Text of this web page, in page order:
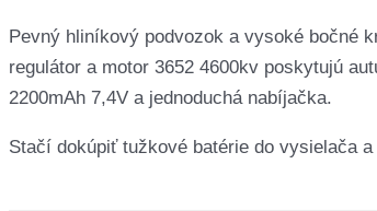
Pevný hliníkový podvozok a vysoké bočné
regulátor a motor 3652 4600kv poskytujú
2200mAh 7,4V a jednoduchá nabíjačka.
Stačí dokúpiť tužkové batérie do vysielača